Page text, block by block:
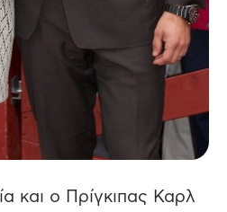
και ο Πρίγκιπας Καρλ